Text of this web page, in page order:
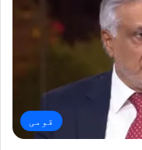
قومی